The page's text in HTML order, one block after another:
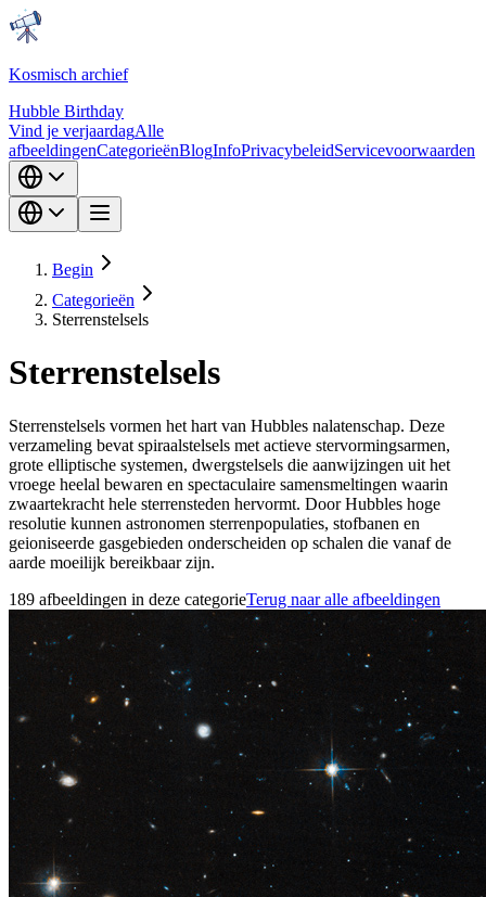
Kosmisch archief
Hubble Birthday
Vind je verjaardagAlle
afbeeldingenCategorieënBlogInfoPrivacybeleidServicevoorwaarden
Begin
Categorieën
Sterrenstelsels
Sterrenstelsels
Sterrenstelsels vormen het hart van Hubbles nalatenschap. Deze
verzameling bevat spiraalstelsels met actieve stervormingsarmen,
grote elliptische systemen, dwergstelsels die aanwijzingen uit het
vroege heelal bewaren en spectaculaire samensmeltingen waarin
zwaartekracht hele sterrensteden hervormt. Door Hubbles hoge
resolutie kunnen astronomen sterrenpopulaties, stofbanen en
geioniseerde gasgebieden onderscheiden op schalen die vanaf de
aarde moeilijk bereikbaar zijn.
189 afbeeldingen in deze categorieTerug naar alle afbeeldingen